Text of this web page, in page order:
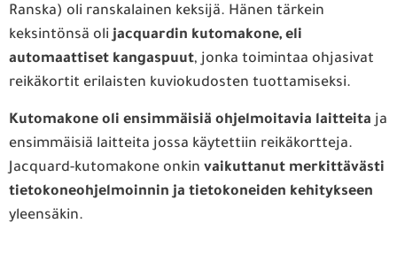
Ranska) oli ranskalainen keksijä. Hänen tärkein
keksintönsä olijacquardin kutomakone, eli
automaattiset kangaspuut, jonka toimintaa ohjasivat
reikäkortit erilaisten kuviokudosten tuottamiseksi.
Kutomakone oli ensimmäisiä ohjelmoitavia laitteita ja
ensimmäisiä laitteita jossa käytettiin reikäkortteja.
Jacquard-kutomakone onkin vaikuttanut merkittävästi
tietokoneohjelmoinnin ja tietokoneiden kehitykseen
yleensäkin.